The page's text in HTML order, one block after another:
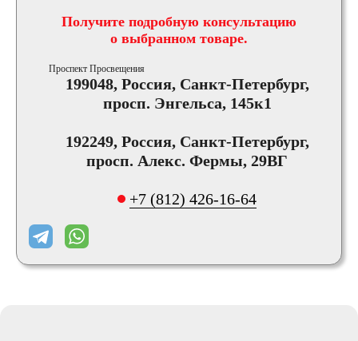
Получите подробную консультацию
о выбранном товаре.
Проспект Просвещения
199048, Россия, Санкт-Петербург,
просп. Энгельса, 145к1
192249, Россия, Санкт-Петербург,
просп. Алекс. Фермы, 29ВГ
+7 (812) 426-16-64